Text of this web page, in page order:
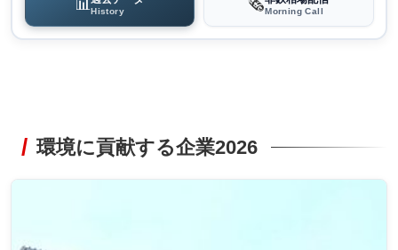
📊History 🗞️Morning Call
環境に貢献する企業2026